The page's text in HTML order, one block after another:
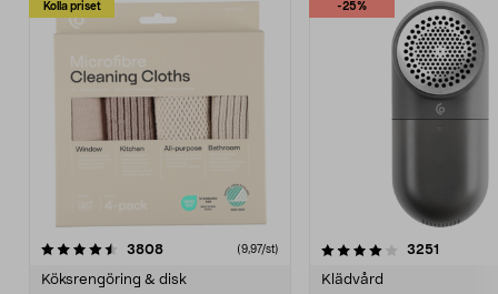
Kolla priset
3808recensioner (9,97/st)
Köksrengöring & disk
-25%
4.0av 5 stjärnor 3251
Klädvård
4.5av 5 stjärnor